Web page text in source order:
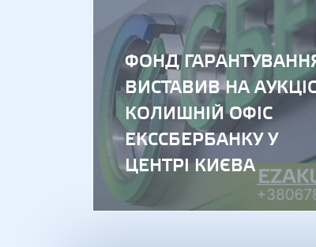
ФОНД
ВИСТАВИВ НА
КОЛИШНІЙ ОФІС
ЕКССБЕРБАНКУ У
ЦЕНТРІ КИЄВА